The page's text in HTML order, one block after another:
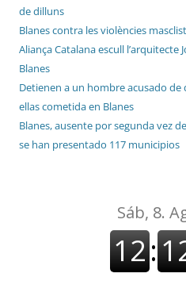
de dilluns
Blanes contra les violències
Aliança Catalana escull l’arquitecte
Blanes
Detienen a un hombre acusado
ellas cometida en Blanes
Blanes, ausente por segunda vez
se han presentado 117 municipios